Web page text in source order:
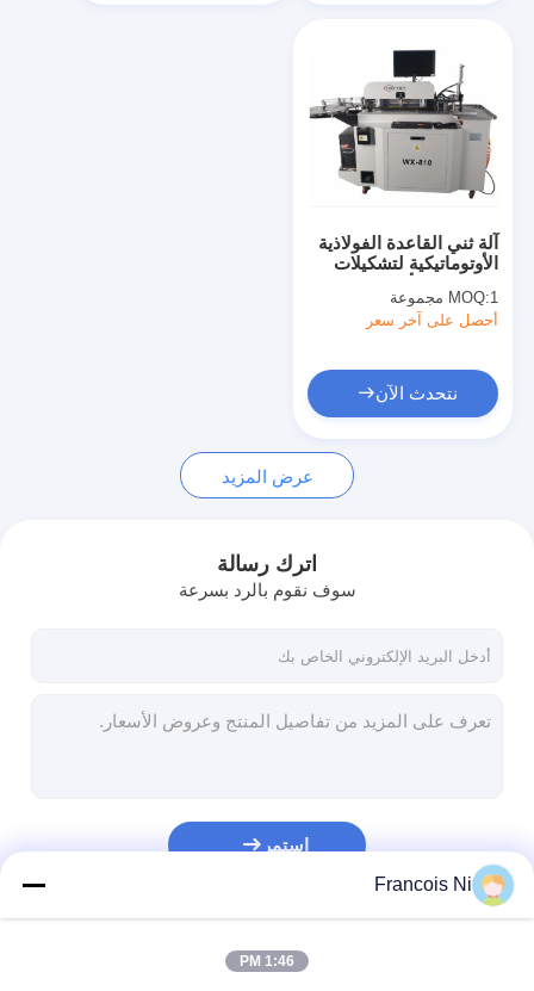
آلة ثني القاعدة الفولاذية
الأوتوماتيكية لتشكيلات
MOQ:1 مجموعة
أحصل على آخر سعر
نتحدث الآن
عرض المزيد
اترك رسالة
سوف نقوم بالرد بسرعة
استمر
Francois Ni
1:46 PM